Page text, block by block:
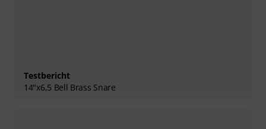
Testbericht
14"x6,5 Bell Brass Snare